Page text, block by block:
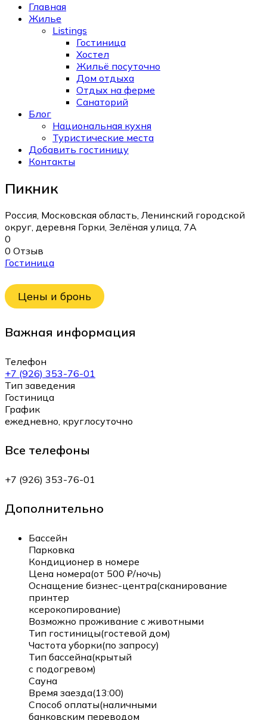
Главная
Жилье
Listings
Гостиница
Хостел
Жильё посуточно
Дом отдыха
Отдых на ферме
Санаторий
Блог
Национальная кухня
Туристические места
Добавить гостиницу
Контакты
Пикник
Россия, Московская область, Ленинский городской
округ, деревня Горки, Зелёная улица, 7А
0
0 Отзыв
Гостиница
Цены и бронь
Важная информация
Телефон
+7 (926) 353-76-01
Тип заведения
Гостиница
График
ежедневно, круглосуточно
Все телефоны
+7 (926) 353-76-01
Дополнительно
Бассейн
Парковка
Кондиционер в номере
Цена номера(от 500 ₽/ночь)
Оснащение бизнес-центра(сканирование
принтер
ксерокопирование)
Возможно проживание с животными
Тип гостиницы(гостевой дом)
Частота уборки(по запросу)
Тип бассейна(крытый
с подогревом)
Сауна
Время заезда(13:00)
Способ оплаты(наличными
банковским переводом